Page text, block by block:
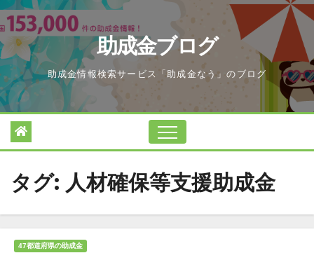
Skip
to
content
助成金ブログ
助成金情報検索サービス「助成金なう」のブログ
タグ: 人材確保等支援助成金
47都道府県の助成金